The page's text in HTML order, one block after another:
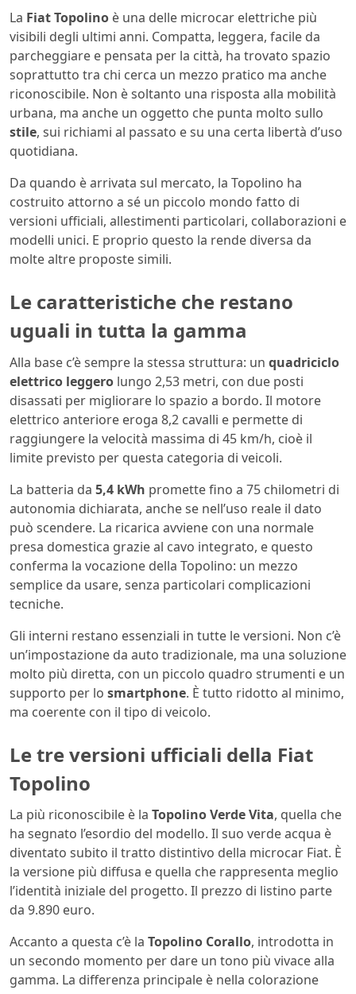
La Fiat Topolino è una delle microcar elettriche più
visibili degli ultimi anni. Compatta, leggera, facile da
parcheggiare e pensata per la città, ha trovato spazio
soprattutto tra chi cerca un mezzo pratico ma anche
riconoscibile. Non è soltanto una risposta alla mobilità
urbana, ma anche un oggetto che punta molto sullo
stile, sui richiami al passato e su una certa libertà d’uso
quotidiana.
Da quando è arrivata sul mercato, la Topolino ha
costruito attorno a sé un piccolo mondo fatto di
versioni ufficiali, allestimenti particolari, collaborazioni e
modelli unici. E proprio questo la rende diversa da
molte altre proposte simili.
Le caratteristiche che restano
uguali in tutta la gamma
Alla base c’è sempre la stessa struttura: un quadriciclo
elettrico leggero lungo 2,53 metri, con due posti
disassati per migliorare lo spazio a bordo. Il motore
elettrico anteriore eroga 8,2 cavalli e permette di
raggiungere la velocità massima di 45 km/h, cioè il
limite previsto per questa categoria di veicoli.
La batteria da 5,4 kWh promette fino a 75 chilometri di
autonomia dichiarata, anche se nell’uso reale il dato
può scendere. La ricarica avviene con una normale
presa domestica grazie al cavo integrato, e questo
conferma la vocazione della Topolino: un mezzo
semplice da usare, senza particolari complicazioni
tecniche.
Gli interni restano essenziali in tutte le versioni. Non c’è
un’impostazione da auto tradizionale, ma una soluzione
molto più diretta, con un piccolo quadro strumenti e un
supporto per lo smartphone. È tutto ridotto al minimo,
ma coerente con il tipo di veicolo.
Le tre versioni ufficiali della Fiat
Topolino
La più riconoscibile è la Topolino Verde Vita, quella che
ha segnato l’esordio del modello. Il suo verde acqua è
diventato subito il tratto distintivo della microcar Fiat. È
la versione più diffusa e quella che rappresenta meglio
l’identità iniziale del progetto. Il prezzo di listino parte
da 9.890 euro.
Accanto a questa c’è la Topolino Corallo, introdotta in
un secondo momento per dare un tono più vivace alla
gamma. La differenza principale è nella colorazione